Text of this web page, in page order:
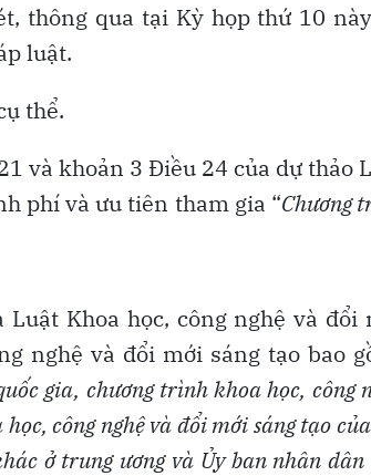
thông qua tại Kỳ họp thứ 10
luật.
thể.
và khoản 3 Điều 24 của dự thảo
phí và ưu tiên tham gia “Chương
Khoa học, công nghệ và đổi
nghệ và đổi mới sáng tạo bao
gia, chương trình khoa học, công
công nghệ và đổi mới sáng tạo
ở trung ương và Ủy ban nhân dân